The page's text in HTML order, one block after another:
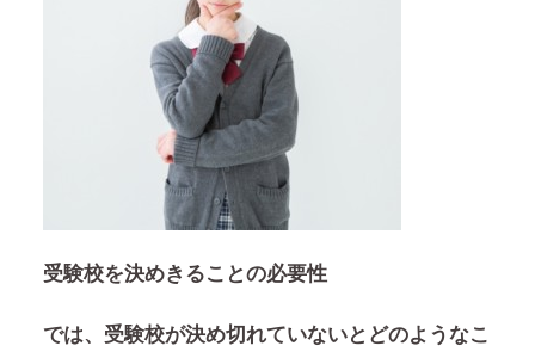
受験校を決めきることの必要性
では、受験校が決め切れていないとどのようなこ